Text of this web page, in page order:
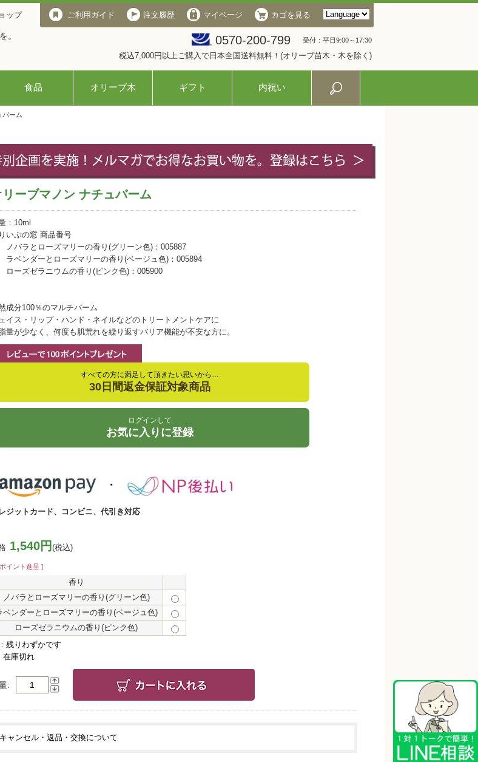
ップ
。
ご利用ガイド 注文履歴 マイページ カゴを見る
0570-200-799 受付：平日9:00～17:30
税込7,000円以上ご購入で日本全国送料無料！(オリーブ苗木・木を除く)
食品 オリーブ木 ギフト 内祝い
バーム
リーブマノン ナチュバーム
：10ml
いぶの窓 商品番号
バラとローズマリーの香り(グリーン色)：005887
ベンダーとローズマリーの香り(ベージュ色)：005894
ーズゼラニウムの香り(ピンク色)：005900
成分100％のマルチバーム
イス・リップ・ハンド・ネイルなどのトリートメントケアに
量が少なく、何度も肌荒れを繰り返すバリア機能が不安な方に。
すべての方に満足して頂きたい思いから…
30日間返金保証対象商品
ログインして
お気に入りに登録
ジットカード、コンビニ、代引き対応
1,540円 (税込)
イント進呈 ]
香り
ノバラとローズマリーの香り(グリーン色)
ベンダーとローズマリーの香り(ベージュ色)
ローズゼラニウムの香り(ピンク色)
残りわずかです
在庫切れ
キャンセル・返品・交換について